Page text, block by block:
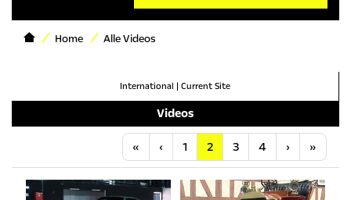
Home Alle Videos
International | Current Site
Videos
« Anfang
‹ Vorherige
1 2 3 4 ›Nächste
»